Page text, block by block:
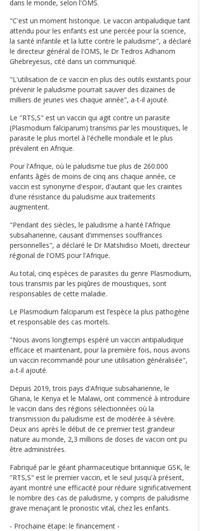
dans le monde, selon l'OMS.
"C'est un moment historique. Le vaccin antipaludique tant
attendu pour les enfants est une percée pour la science,
la santé infantile et la lutte contre le paludisme", a déclaré
le directeur général de l'OMS, le Dr Tedros Adhanom
Ghebreyesus, cité dans un communiqué.
"L'utilisation de ce vaccin en plus des outils existants pour
prévenir le paludisme pourrait sauver des dizaines de
milliers de jeunes vies chaque année", a-t-il ajouté.
Le "RTS,S" est un vaccin qui agit contre un parasite
(Plasmodium falciparum) transmis par les moustiques, le
parasite le plus mortel à l'échelle mondiale et le plus
prévalent en Afrique.
Pour l'Afrique, où le paludisme tue plus de 260.000
enfants âgés de moins de cinq ans chaque année, ce
vaccin est synonyme d'espoir, d'autant que les craintes
d'une résistance du paludisme aux traitements
augmentent.
"Pendant des siècles, le paludisme a hanté l'Afrique
subsaharienne, causant d'immenses souffrances
personnelles", a déclaré le Dr Matshidiso Moeti, directeur
régional de l'OMS pour l'Afrique.
Au total, cinq espèces de parasites du genre Plasmodium,
tous transmis par les piqûres de moustiques, sont
responsables de cette maladie.
Le Plasmodium falciparum est l’espèce la plus pathogène
et responsable des cas mortels.
"Nous avons longtemps espéré un vaccin antipaludique
efficace et maintenant, pour la première fois, nous avons
un vaccin recommandé pour une utilisation généralisée",
a-t-il ajouté.
Depuis 2019, trois pays d'Afrique subsaharienne, le
Ghana, le Kenya et le Malawi, ont commencé à introduire
le vaccin dans des régions sélectionnées où la
transmission du paludisme est de modérée à sévère.
Deux ans après le début de ce premier test grandeur
nature au monde, 2,3 millions de doses de vaccin ont pu
être administrées.
Fabriqué par le géant pharmaceutique britannique GSK, le
"RTS,S" est le premier vaccin, et le seul jusqu'à présent,
ayant montré une efficacité pour réduire significativement
le nombre des cas de paludisme, y compris de paludisme
grave menaçant le pronostic vital, chez les enfants.
- Prochaine étape: le financement -